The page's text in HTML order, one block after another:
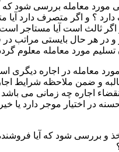
مورد معامله بررسی شود که
؟ و اگر متصرف دارد
ثالث است آیا مستاجر است
و در هر حال بایستی مراتب در
مورد معامله معلوم
مورد معامله در اجاره دیگری
و ضمن ملاحظه شرایط
انقضاء اجاره چه زمانی می
در اختیار موجر دارد یا
و بررسی شود که آیا